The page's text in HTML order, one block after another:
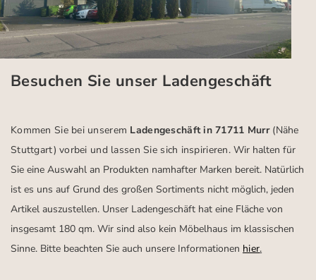
Besuchen Sie unser Ladengeschäft
Kommen Sie bei unserem Ladengeschäft in 71711 Murr (Nähe
Stuttgart) vorbei und lassen Sie sich inspirieren.Wir halten für
Sie eine Auswahl an Produkten namhafter Marken bereit. Natürlich
ist es uns auf Grund des großen Sortiments nicht möglich, jeden
Artikel auszustellen. Unser Ladengeschäft hat eine Fläche von
insgesamt 180 qm. Wir sind also kein Möbelhaus im klassischen
Sinne. Bitte beachten Sie auch unsere Informationen hier.